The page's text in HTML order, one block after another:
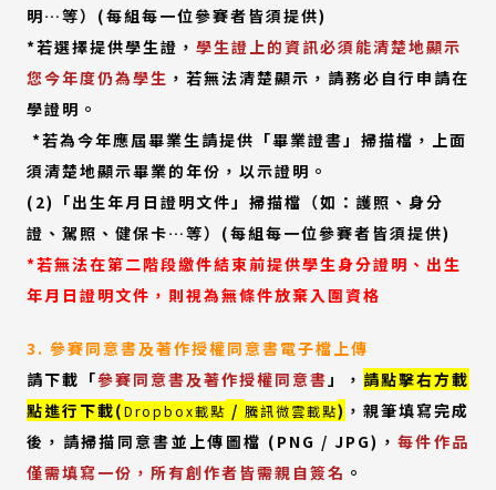
明…等）(每組每一位參賽者皆須提供)
*若選擇提供學生證， 學生證上的資訊必須能清楚地顯示
您今年度仍為學生 ，若無法清楚顯示，請務必自行申請在
學證明。
*若為今年應屆畢業生請提供「畢業證書」掃描檔，上面
須清楚地顯示畢業的年份，以示證明。
(2)「出生年月日證明文件」掃描檔（如：護照、身分
證、駕照、健保卡…等）(每組每一位參賽者皆須提供)
*若無法在第二階段繳件結束前提供學生身分證明、出生
年月日證明文件，則視為無條件放棄入圍資格
3. 參賽同意書及著作授權同意書電子檔上傳
請下載「參賽同意書及著作授權同意書 」， 請點擊右方載
點進行下載(Dropbox載點(外
連
結)
/ 騰訊微雲載點(外
連
結)
) ，親筆填寫完成
後，請掃描同意書並上傳圖檔 (PNG / JPG)， 每件作品
僅需填寫一份，所有創作者皆需親自簽名 。